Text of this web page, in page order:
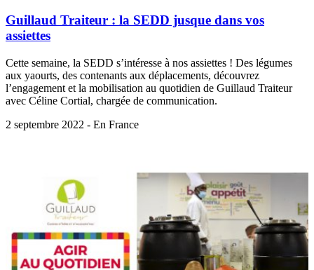
Guillaud Traiteur : la SEDD jusque dans vos
assiettes
Cette semaine, la SEDD s’intéresse à nos assiettes ! Des légumes
aux yaourts, des contenants aux déplacements, découvrez
l’engagement et la mobilisation au quotidien de Guillaud Traiteur
avec Céline Cortial, chargée de communication.
2 septembre 2022 - En France